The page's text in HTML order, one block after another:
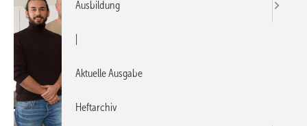
Ausbildung
Aktuelle Ausgabe
Heftarchiv